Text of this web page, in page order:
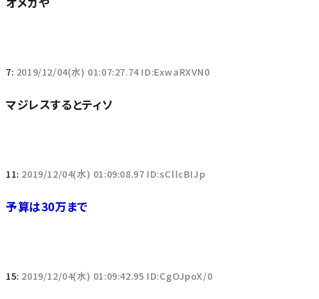
7: 2019/12/04(水) 01:07:27.74 ID:ExwaRXVN0
マジレスするとティソ
11: 2019/12/04(水) 01:09:08.97 ID:sCllcBIJp
予算は30万まで
15: 2019/12/04(水) 01:09:42.95 ID:CgOJpoX/0